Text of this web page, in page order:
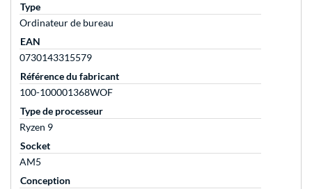
Type
Ordinateur de bureau
EAN
0730143315579
Référence du fabricant
100-100001368WOF
Type de processeur
Ryzen 9
Socket
AM5
Conception